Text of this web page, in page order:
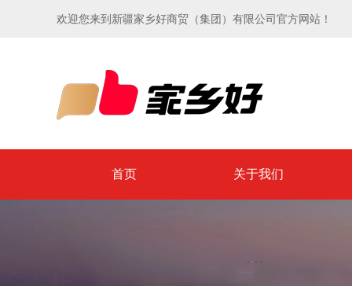
欢迎您来到新疆家乡好商贸（集团）有限公司官方网站！
首页 关于我们